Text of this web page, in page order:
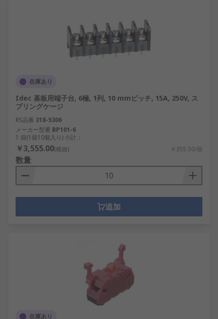
在庫あり
Idec 基板用端子台, 6極, 1列, 10 mmピッチ, 15A, 250V, ス
プリングケージ
RS品番 318-5306
メーカー型番 BP101-6
1 袋(1袋10個入り) 小計：
￥3,555.00(税抜) ￥355.50/個
数量
追加
在庫あり